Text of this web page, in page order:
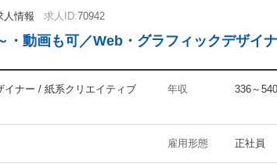
人情報 求人ID:70942
・動画も可／Web・グラフィックデザイ
イナー / 紙系クリエイティブ
年収 336～
雇用形態 正社員